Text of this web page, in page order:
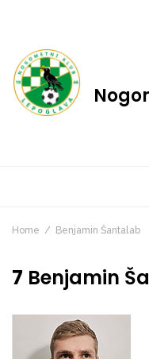
Home Benjamin Šantalab
7 Benjamin